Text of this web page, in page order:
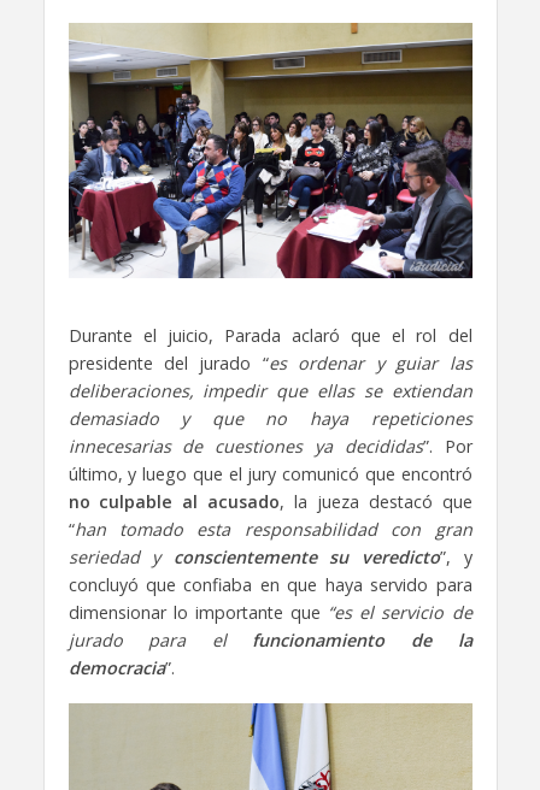
Durante el juicio, Parada aclaró que el rol del
presidente del jurado “es ordenar y guiar las
deliberaciones, impedir que ellas se extiendan
demasiado y que no haya repeticiones
innecesarias de cuestiones ya decididas”. Por
último, y luego que el jury comunicó que encontró
no culpable al acusado, la jueza destacó que
“han tomado esta responsabilidad con gran
seriedad y conscientemente su veredicto”, y
concluyó que confiaba en que haya servido para
dimensionar lo importante que “es el servicio de
jurado para el funcionamiento de la
democracia”.